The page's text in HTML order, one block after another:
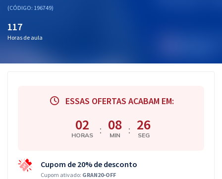
(CÓDIGO: 196749)
117
Horas de aula
ESSAS OFERTAS ACABAM EM:
02
HORAS : 08
MIN : 25
SEG
Cupom de 20% de desconto
Cupom ativado: GRAN20-OFF